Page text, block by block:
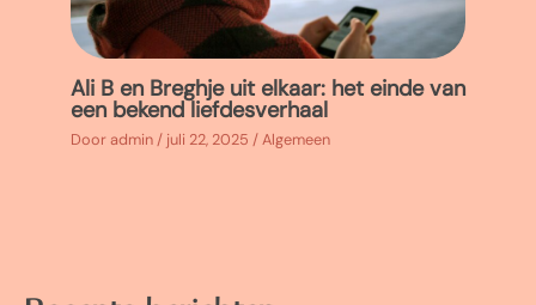
Ali B en Breghje uit elkaar: het einde van
een bekend liefdesverhaal
Dooradmin / juli 22, 2025 /Algemeen